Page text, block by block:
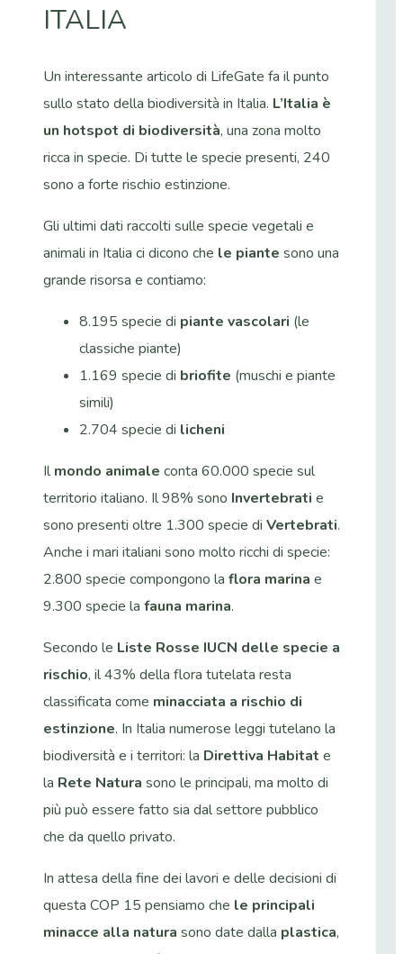
ITALIA
Un interessante articolo di LifeGate fa il punto
sullo stato della biodiversità in Italia. L’Italia è
un hotspot di biodiversità, una zona molto
ricca in specie. Di tutte le specie presenti, 240
sono a forte rischio estinzione.
Gli ultimi dati raccolti sulle specie vegetali e
animali in Italia ci dicono che le piante sono una
grande risorsa e contiamo:
8.195 specie di piante vascolari (le
classiche piante)
1.169 specie di briofite (muschi e piante
simili)
2.704 specie di licheni
Ilmondo animale conta 60.000 specie sul
territorio italiano. Il 98% sono Invertebrati e
sono presenti oltre 1.300 specie di Vertebrati.
Anche i mari italiani sono molto ricchi di specie:
2.800 specie compongono la flora marina e
9.300 specie la fauna marina.
Secondo le Liste Rosse IUCN delle specie a
rischio, il 43% della flora tutelata resta
classificata come minacciata a rischio di
estinzione. In Italia numerose leggi tutelano la
biodiversità e i territori: la Direttiva Habitat e
la Rete Natura sono le principali, ma molto di
più può essere fatto sia dal settore pubblico
che da quello privato.
In attesa della fine dei lavori e delle decisioni di
questa COP 15 pensiamo che le principali
minacce alla natura sono date dalla plastica,